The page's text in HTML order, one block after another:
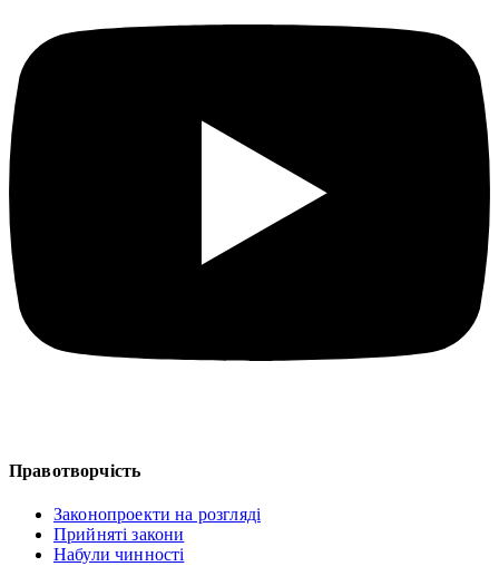
Правотворчість
Законопроекти на розгляді
Прийняті закони
Набули чинності